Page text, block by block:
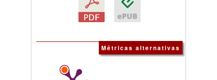
Métricas alternativas